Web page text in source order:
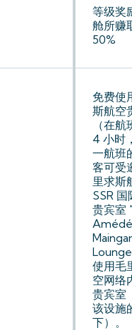
等级奖
舱所赚
50%
免费使
斯航空
（在
4 小时
一航班
客可受
里求斯
SSR
贵宾室
使用毛
空网络
贵宾室
该设施
下）。